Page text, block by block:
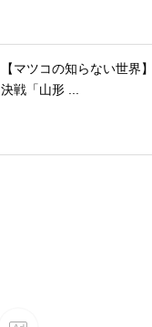
【マツコの知らない世界
決戦「山形 ...